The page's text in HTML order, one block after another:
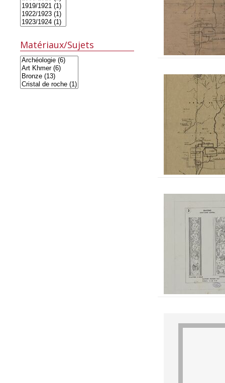
Matériaux/Sujets